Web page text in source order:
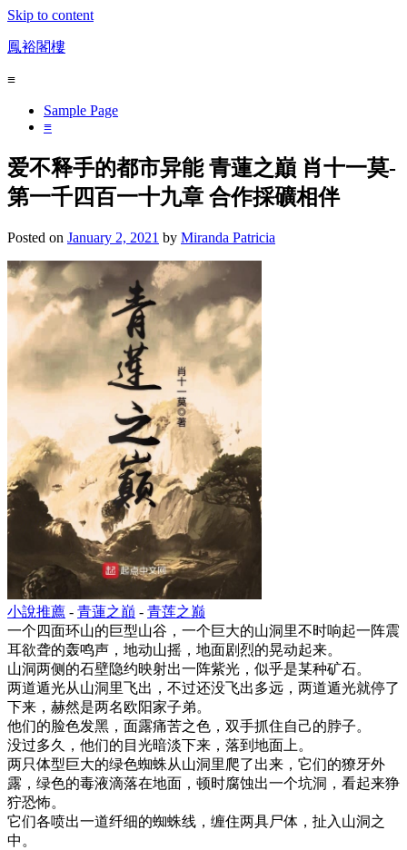
Skip to content
鳳裕閣樓
≡
Sample Page
≡
爱不释手的都市异能 青蓮之巔 肖十一莫-
第一千四百一十九章 合作採礦相伴
Posted on January 2, 2021 by Miranda Patricia
小說推薦 - 青蓮之巔 - 青莲之巅
一个四面环山的巨型山谷，一个巨大的山洞里不时响起一阵震
耳欲聋的轰鸣声，地动山摇，地面剧烈的晃动起来。
山洞两侧的石壁隐约映射出一阵紫光，似乎是某种矿石。
两道遁光从山洞里飞出，不过还没飞出多远，两道遁光就停了
下来，赫然是两名欧阳家子弟。
他们的脸色发黑，面露痛苦之色，双手抓住自己的脖子。
没过多久，他们的目光暗淡下来，落到地面上。
两只体型巨大的绿色蜘蛛从山洞里爬了出来，它们的獠牙外
露，绿色的毒液滴落在地面，顿时腐蚀出一个坑洞，看起来狰
狞恐怖。
它们各喷出一道纤细的蜘蛛线，缠住两具尸体，扯入山洞之
中。